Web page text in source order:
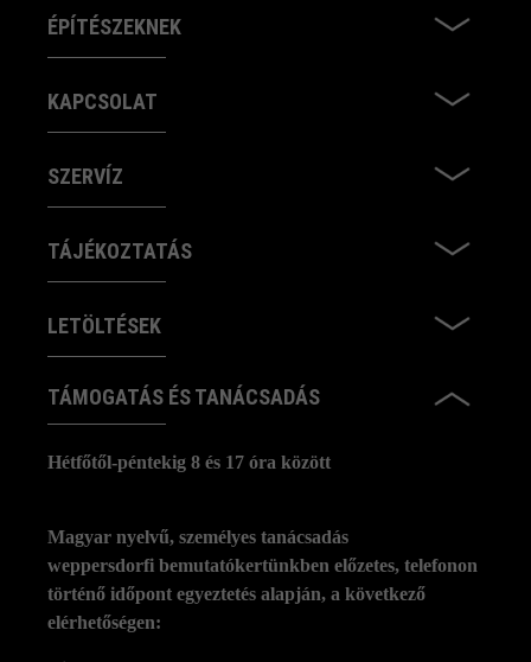
ÉPÍTÉSZEKNEK
KAPCSOLAT
SZERVÍZ
TÁJÉKOZTATÁS
LETÖLTÉSEK
TÁMOGATÁS ÉS TANÁCSADÁS
Hétfőtől-péntekig 8 és 17 óra között
Magyar nyelvű, személyes tanácsadás
weppersdorfi bemutatókertünkben előzetes, telefonon
történő időpont egyeztetés alapján, a következő
elérhetőségen: